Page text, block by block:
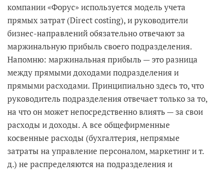
компании «Форус» используется модель учета
прямых затрат (Direct costing), и руководители
бизнес-направлений обязательно отвечают за
маржинальную прибыль своего подразделения.
Напомню: маржинальная прибыль — это разница
между прямыми доходами подразделения и
прямыми расходами. Принципиально здесь то, что
руководитель подразделения отвечает только за то,
на что он может непосредственно влиять — за свои
расходы и доходы. А все общефирменные
косвенные расходы (бухгалтерия, непрямые
затраты на управление персоналом, маркетинг и т.
д.) не распределяются на подразделения и